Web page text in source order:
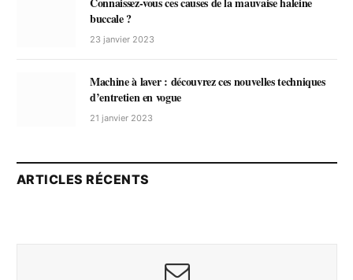
buccale ?
23 janvier 2023
Machine à laver : découvrez ces nouvelles techniques
d’entretien en vogue
21 janvier 2023
ARTICLES RÉCENTS